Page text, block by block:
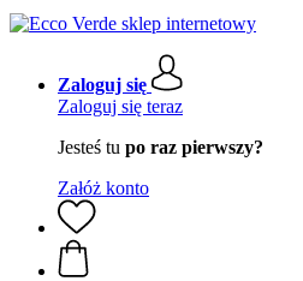
Zaloguj się
Zaloguj się teraz
Jesteś tu po raz pierwszy?
Załóż konto